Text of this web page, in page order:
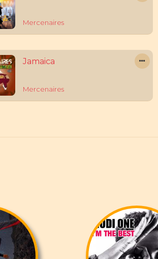
Mercenaires
Jamaica
Mercenaires